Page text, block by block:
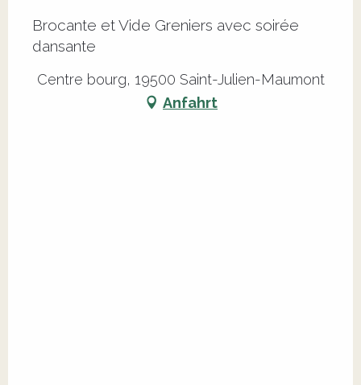
Brocante et Vide Greniers avec soirée
dansante
Centre bourg, 19500 Saint-Julien-Maumont
Anfahrt